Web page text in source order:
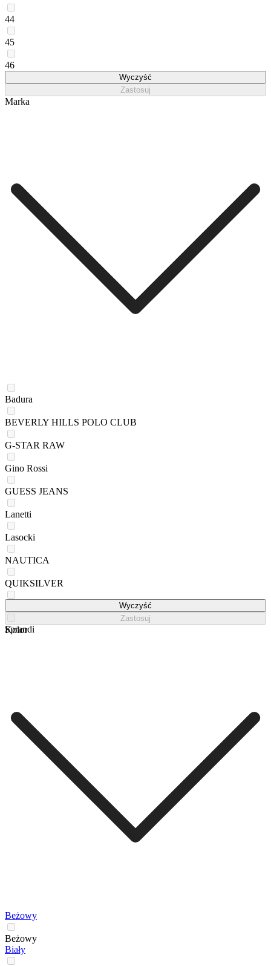
44
45
46
Wyczyść
Zastosuj
Marka
Badura
BEVERLY HILLS POLO CLUB
G-STAR RAW
Gino Rossi
GUESS JEANS
Lanetti
Lasocki
NAUTICA
QUIKSILVER
Sprandi
Wyczyść
Zastosuj
Kolor
Beżowy
Beżowy
Biały